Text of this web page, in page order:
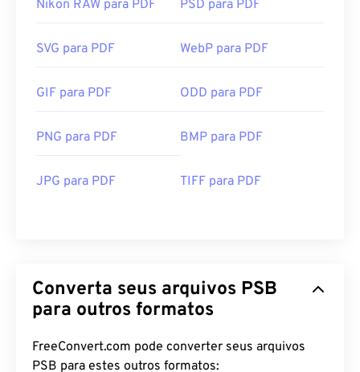
Nikon RAW para PDF PSD para PDF
SVG para PDF WebP para PDF
GIF para PDF ODD para PDF
PNG para PDF BMP para PDF
JPG para PDF TIFF para PDF
Converta seus arquivos PSB
para outros formatos
FreeConvert.com pode converter seus arquivos
PSB para estes outros formatos: